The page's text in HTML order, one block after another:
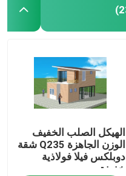
الهيكل الصلب الخفيف
الوزن الجاهزة Q235 شقة
دوبلكس فيلا فولاذية
خفيفة